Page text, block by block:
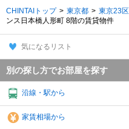
CHINTAIトップ 東京都 東京23区
ンス日本橋人形町 8階の賃貸物件
気になるリスト
別の探し方でお部屋を探す
沿線・駅から
家賃相場から